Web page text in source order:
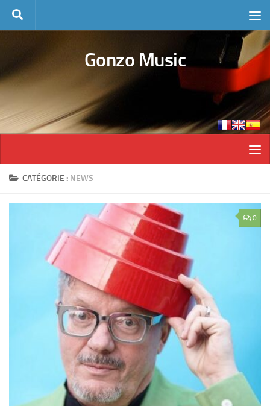
Skip to content
Gonzo Music
CATÉGORIE : NEWS
0